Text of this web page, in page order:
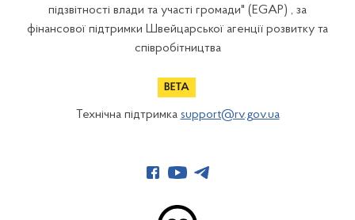
підзвітності влади та участі громади" (EGAP) , за
фінансової підтримки Швейцарської агенції розвитку та
співробітництва
Технічна підтримка support@rv.gov.ua